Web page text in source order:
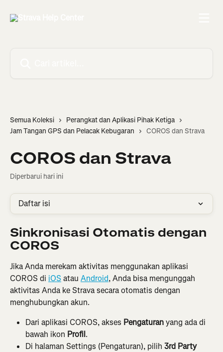
Semua Koleksi
Perangkat dan Aplikasi Pihak Ketiga
Jam Tangan GPS dan Pelacak Kebugaran
COROS dan Strava
COROS dan Strava
Diperbarui hari ini
Daftar isi
Sinkronisasi Otomatis dengan
COROS
Jika Anda merekam aktivitas menggunakan aplikasi
COROS di iOS atau Android, Anda bisa mengunggah
aktivitas Anda ke Strava secara otomatis dengan
menghubungkan akun.
Dari aplikasi COROS, akses Pengaturan yang ada di
bawah ikon Profil.
Di halaman Settings (Pengaturan), pilih 3rd Party